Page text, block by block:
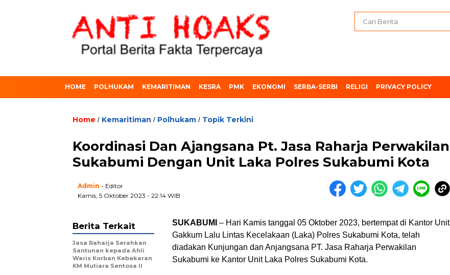
HOME POLHUKAM KEMARITIMAN KESRA PMK EKONOMI SERBA-SERBI RELIGI PRIVACY POLICY
Home / Kemaritiman / Polhukam / Topik Terkini
Koordinasi Dan Ajangsana Pt. Jasa Raharja Perwakilan
Sukabumi Dengan Unit Laka Polres Sukabumi Kota
Admin - Editor
Kamis, 5 Oktober 2023 - 22:14 WIB
SUKABUMI – Hari Kamis tanggal 05 Oktober 2023, bertempat di Kantor Unit
Gakkum Lalu Lintas Kecelakaan (Laka) Polres Sukabumi Kota, telah
diadakan Kunjungan dan Anjangsana PT. Jasa Raharja Perwakilan
Sukabumi ke Kantor Unit Laka Polres Sukabumi Kota.
Berita Terkait
Jasa Raharja Serahkan
Santunan kepada Ahli
Waris Korban Kebakaran
KM Mutiara Sentosa II